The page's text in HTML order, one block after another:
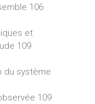
106
et
109
du système
109